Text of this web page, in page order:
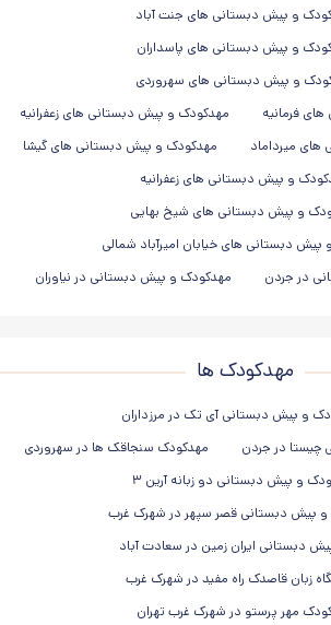
و پیش دبستانی های جنت آباد
و پیش دبستانی های پاسداران
و پیش دبستانی های سهروردی
فرمانیه
مهدکودک و پیش دبستانی های زعفرانیه
میرداماد
مهدکودک و پیش دبستانی های گیشا
و پیش دبستانی های زعفرانیه
و پیش دبستانی های شیخ بهایی
دبستانی های خیابان امیرآباد شمالی
در جردن
مهدکودک و پیش دبستانی در نیاوران
مهدکودک ها
و پیش دبستانی آی تک در مرزداران
چیستا در جردن
مهدکودک سنجاقک ها در سهروردی
دبستانی دو زبانه آرین ۳
پیش دبستانی قصر سپهر در شهرک غرب
دبستانی ایران زمین در سعادت آباد
زبان قاصدک راه مفید در شهرک غرب
مهر پرستو در شهرک غرب تهران